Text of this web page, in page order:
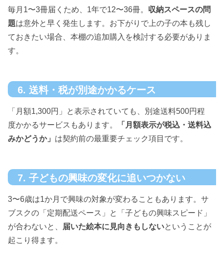
毎月1〜3冊届くため、1年で12〜36冊。 収納スペースの問
題は意外と早く発生します。お下がりで上の子の本も残し
ておきたい場合、本棚の追加購入を検討する必要がありま
す。
6. 送料・税が別途かかるケース
「月額1,300円」と表示されていても、別途送料500円程
度かかるサービスもあります。
「月額表示が税込・送料込
みかどうか」 は契約前の最重要チェック項目です。
7. 子どもの興味の変化に追いつかない
3〜6歳は1か月で興味の対象が変わることもあります。サ
ブスクの「定期配送ペース」と「子どもの興味スピード」
が合わないと、 届いた絵本に見向きもしないということが
起こり得ます。